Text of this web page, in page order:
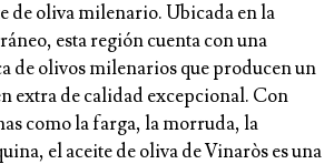
de oliva milenario. Ubicada en la
esta región cuenta con una
de olivos milenarios que producen un
extra de calidad excepcional. Con
como la farga, la morruda, la
el aceite de oliva de Vinaròs es una